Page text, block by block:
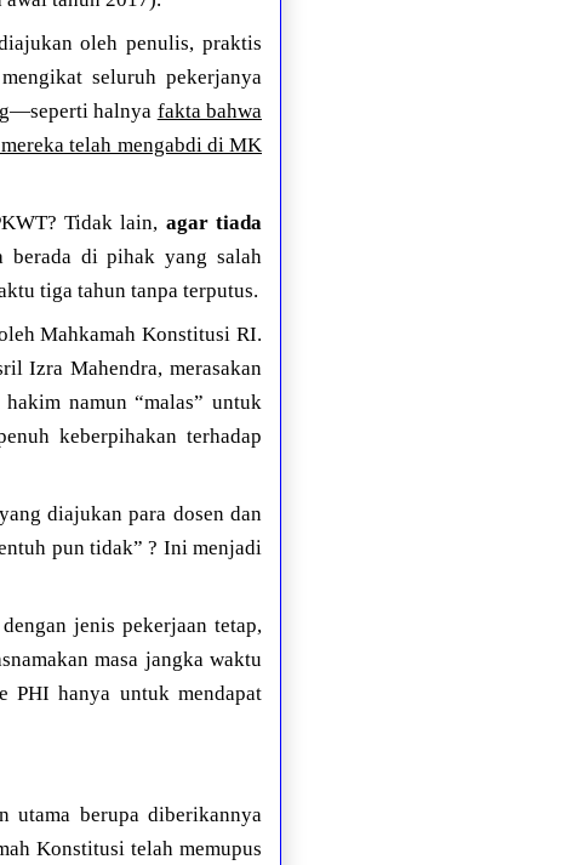
oleh penulis, praktis
seluruh pekerjanya
halnya fakta bahwa
telah mengabdi di MK
Tidak lain, agar tiada
berada di pihak yang salah
tiga tahun tanpa terputus.
Mahkamah Konstitusi RI.
Izra Mahendra, merasakan
namun “malas” untuk
keberpihakan terhadap
diajukan para dosen dan
pun tidak” ? Ini menjadi
jenis pekerjaan tetap,
masa jangka waktu
PHI hanya untuk mendapat
utama berupa diberikannya
Konstitusi telah memupus